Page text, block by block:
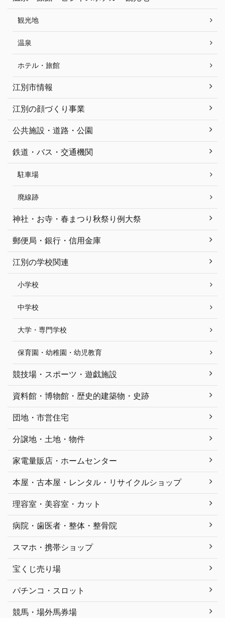
観光地
温泉
ホテル・旅館
江別市情報
江別の顔づくり事業
公共施設・道路・公園
鉄道・バス・交通機関
駐車場
廃線跡
神社・お寺・春まつり秋祭り例大祭
郵便局・銀行・信用金庫
江別の学校関連
小学校
中学校
大学・専門学校
保育園・幼稚園・幼児教育
競技場・スポーツ・遊戯施設
資料館・博物館・歴史的建築物・史跡
団地・市営住宅
分譲地・土地・物件
家電量販店・ホームセンター
本屋・古本屋・レンタル・リサイクルショップ
理容室・美容室・カット
病院・歯医者・整体・整骨院
スマホ・携帯ショップ
宝くじ売り場
パチンコ・スロット
競馬・場外馬券場